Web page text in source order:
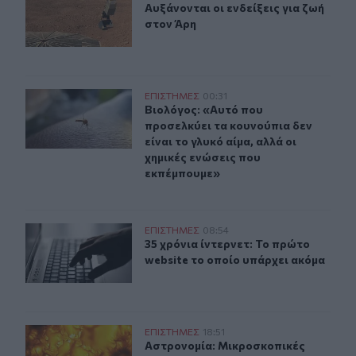
Αυξάνονται οι ενδείξεις για ζωή
Αυξάνονται οι ενδείξεις για ζωή
στον Άρη
Βιολόγος: «Αυτό που προσελκύει τα κουνούπια δεν
ΕΠΙΣΤΗΜΕΣ 00:31
Βιολόγος: «Αυτό που προσελκύει
Βιολόγος: «Αυτό που
προσελκύει τα κουνούπια δεν
είναι το γλυκό αίμα, αλλά οι
χημικές ενώσεις που
εκπέμπουμε»
35 χρόνια ίντερνετ: Το πρώτο website το οποίο
ΕΠΙΣΤΗΜΕΣ 08:54
35 χρόνια ίντερνετ: Το πρώτο
35 χρόνια ίντερνετ: Το πρώτο
website το οποίο υπάρχει ακόμα
Aστρονομία: Μικροσκοπικές δίνες ανακαλύφθηκαν
ΕΠΙΣΤΗΜΕΣ 18:51
Aστρονομία: Μικροσκοπικές
Aστρονομία: Μικροσκοπικές